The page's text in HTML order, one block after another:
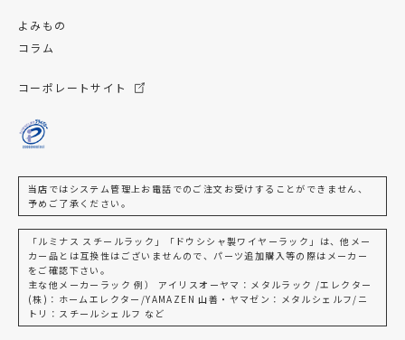
よみもの
コラム
コーポレートサイト
当店ではシステム管理上お電話でのご注文お受けすることができません、
予めご了承ください。
「ルミナス スチールラック」「ドウシシャ製ワイヤーラック」は、他メー
カー品とは互換性はございませんので、パーツ追加購入等の際はメーカー
をご確認下さい。
主な他メーカーラック 例） アイリスオーヤマ：メタルラック /エレクター
(株)：ホームエレクター/YAMAZEN 山善・ヤマゼン：メタルシェルフ/ニ
トリ：スチールシェルフ など